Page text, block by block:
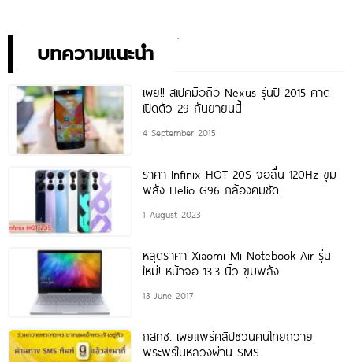
บทความแนะนำ
เผย!! สเปคมือถือ Nexus รุ่นปี 2015 คาด
เปิดตัว 29 กันยายนนี้
4 September 2015
ราคา Infinix HOT 20S จอลื่น 120Hz ขุม
พลัง Helio G96 กล้องคมชัด
1 August 2023
หลุดราคา Xiaomi Mi Notebook Air รุ่น
ใหม่! หน้าจอ 13.3 นิ้ว ขุมพลัง
13 June 2017
กสทช. เผยแพร่คลิปชวนคนไทยถวาย
พระพรในหลวงผ่าน SMS